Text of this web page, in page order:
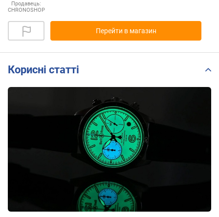
Продавець:
CHRONOSHOP
Перейти в магазин
Корисні статті